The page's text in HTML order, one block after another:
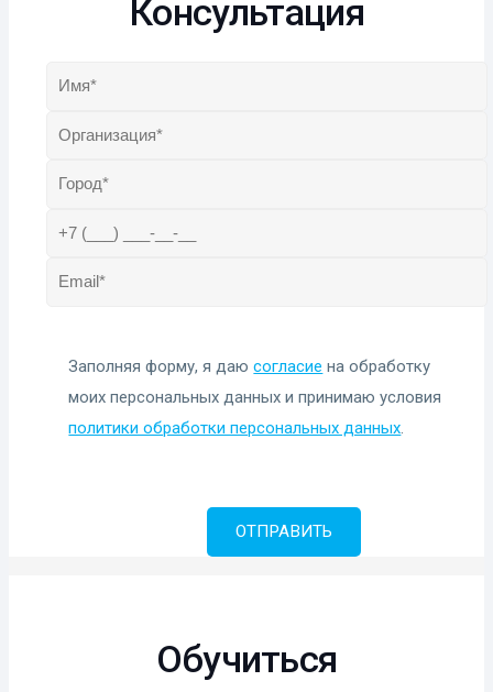
Консультация
Заполняя форму, я даюсогласие на обработку
моих персональных данных и принимаю условия
политики обработки персональных данных.
Обучиться